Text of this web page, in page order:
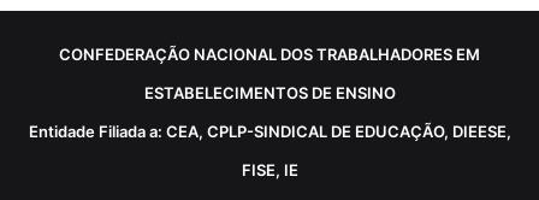
CONFEDERAÇÃO NACIONAL DOS TRABALHADORES EM
ESTABELECIMENTOS DE ENSINO
Entidade Filiada a: CEA, CPLP-SINDICAL DE EDUCAÇÃO, DIEESE,
FISE, IE